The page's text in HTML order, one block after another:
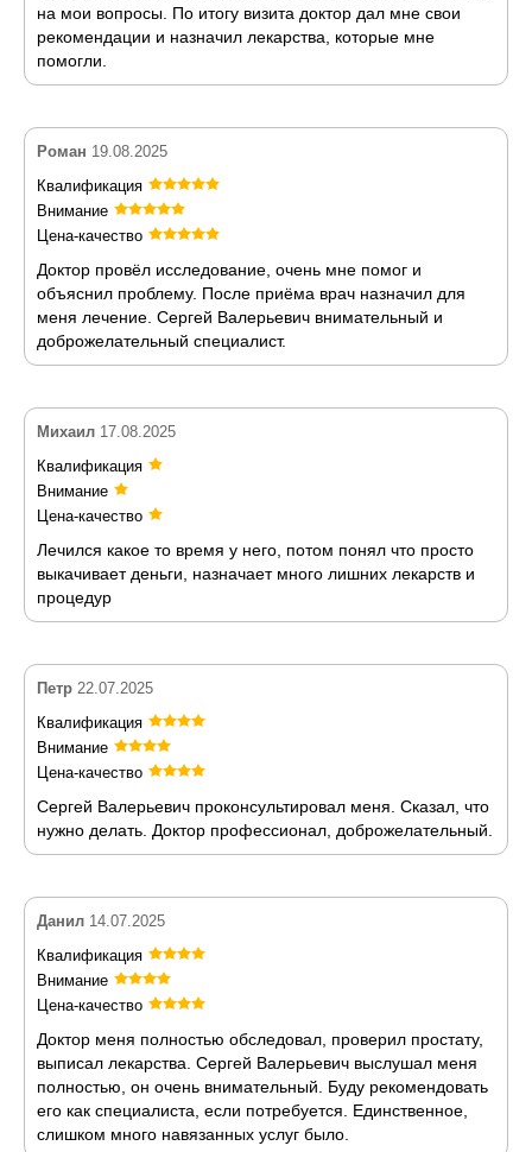
на мои вопросы. По итогу визита доктор дал мне свои
рекомендации и назначил лекарства, которые мне
помогли.
Роман 19.08.2025
Квалификация
Внимание
Цена-качество
Доктор провёл исследование, очень мне помог и
объяснил проблему. После приёма врач назначил для
меня лечение. Сергей Валерьевич внимательный и
доброжелательный специалист.
Михаил 17.08.2025
Квалификация
Внимание
Цена-качество
Лечился какое то время у него, потом понял что просто
выкачивает деньги, назначает много лишних лекарств и
процедур
Петр 22.07.2025
Квалификация
Внимание
Цена-качество
Сергей Валерьевич проконсультировал меня. Сказал, что
нужно делать. Доктор профессионал, доброжелательный.
Данил 14.07.2025
Квалификация
Внимание
Цена-качество
Доктор меня полностью обследовал, проверил простату,
выписал лекарства. Сергей Валерьевич выслушал меня
полностью, он очень внимательный. Буду рекомендовать
его как специалиста, если потребуется. Единственное,
слишком много навязанных услуг было.